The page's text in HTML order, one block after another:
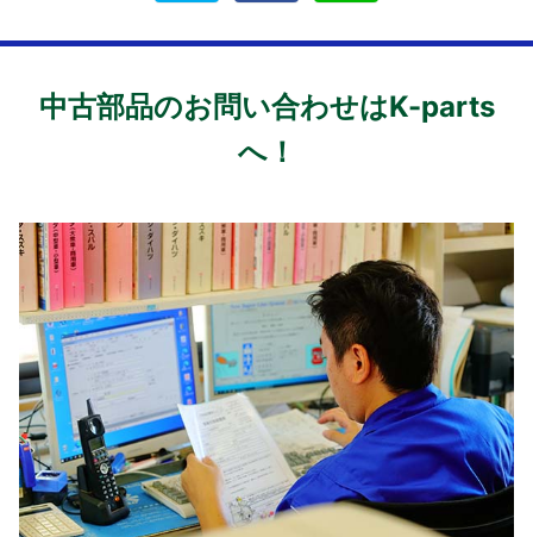
中古部品のお問い合わせはK-parts
へ！